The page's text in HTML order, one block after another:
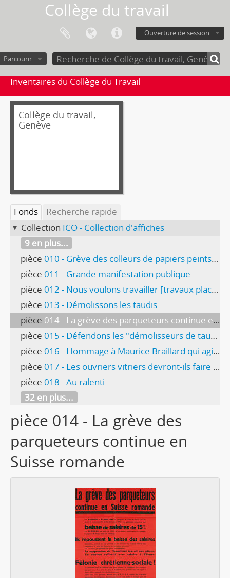
Collège du travail
Ouverture de session
Parcourir
Inventaires du Collège du Travail
Collège du travail,
Genève
Fonds
Recherche rapide
Collection ICO - Collection d'affiches
9 en plus...
pièce 010 - Grève des colleurs de papiers peints - Locataires!
pièce 011 - Grande manifestation publique
pièce 012 - Nous voulons travailler [travaux place des Nations]
pièce 013 - Démolissons les taudis
pièce 014 - La grève des parqueteurs continue en Suisse romande
pièce 015 - Défendons les "démolisseurs de taudis"
pièce 016 - Hommage à Maurice Braillard qui agit pendant que d'autres intriguent
pièce 017 - Les ouvriers vitriers devront-ils faire grève pour obliger leurs patrons à discuter ?
pièce 018 - Au ralenti
32 en plus...
pièce 014 - La grève des
parqueteurs continue en
Suisse romande